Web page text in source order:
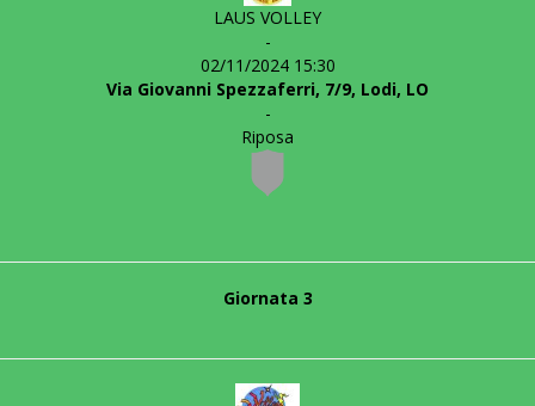
LAUS VOLLEY
-
02/11/2024 15:30
Via Giovanni Spezzaferri, 7/9, Lodi, LO
-
Riposa
Giornata 3